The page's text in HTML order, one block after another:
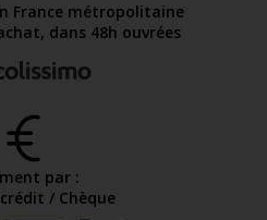
France métropolitaine
dans 48h ouvrées
par :
/ Chèque